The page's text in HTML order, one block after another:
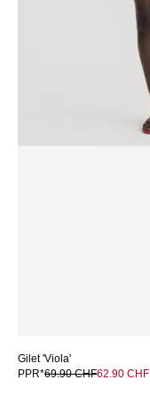
Gilet 'Viola'
PPR*69.90 CHF62.90 CHF